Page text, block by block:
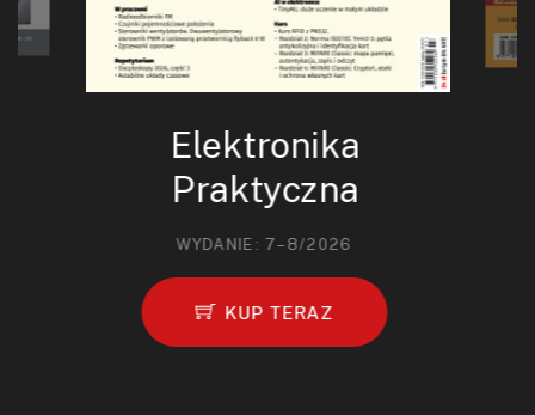
Elektronika
Praktyczna
WYDANIE: 7–8/2026
KUP TERAZ